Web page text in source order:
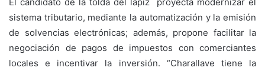
sistema tributario, mediante la automatización y la emisión
de solvencias electrónicas; además, propone facilitar la
negociación de pagos de impuestos con comerciantes
locales e incentivar la inversión. “Charallave tiene la